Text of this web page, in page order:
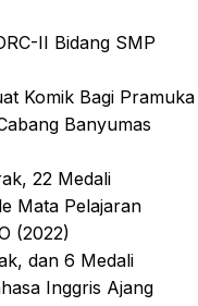
II Bidang SMP
Komik Bagi Pramuka
Banyumas
22 Medali
Mata Pelajaran
(2022)
dan 6 Medali
Inggris Ajang